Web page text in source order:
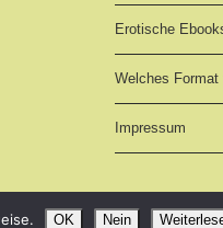
Erotische
Welches Format
Impressum
OK Nein